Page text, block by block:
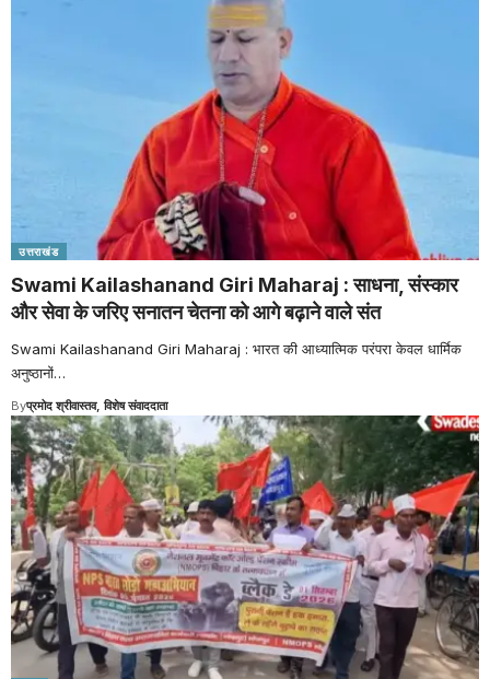
उत्तराखंड
Swami Kailashanand Giri Maharaj : साधना, संस्कार
और सेवा के जरिए सनातन चेतना को आगे बढ़ाने वाले संत
Swami Kailashanand Giri Maharaj : भारत की आध्यात्मिक परंपरा केवल धार्मिक
अनुष्ठानों…
Byप्रमोद श्रीवास्तव, विशेष संवाददाता